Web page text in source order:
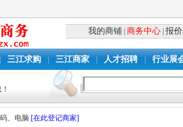
我的商铺 商务中心 |报
三江求购 三江商家 人才招聘 行业展
、电脑 [在此登记商家]